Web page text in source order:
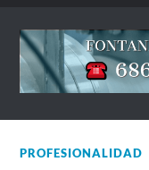
PROFESIONALIDAD